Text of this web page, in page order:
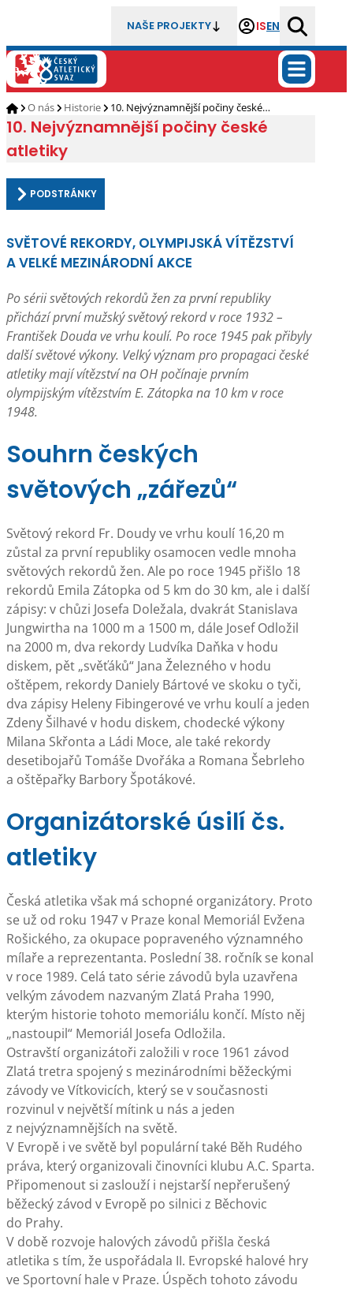
NAŠE PROJEKTY ISEN
O nás Historie 10. Nejvýznamnější počiny české…
10. Nejvýznamnější počiny české
atletiky
PODSTRÁNKY
SVĚTOVÉ REKORDY, OLYMPIJSKÁ VÍTĚZSTVÍ
A VELKÉ MEZINÁRODNÍ AKCE
Po sérii světových rekordů žen za první republiky
přichází první mužský světový rekord v roce 1932 –
František Douda ve vrhu koulí. Po roce 1945 pak přibyly
další světové výkony. Velký význam pro propagaci české
atletiky mají vítězství na OH počínaje prvním
olympijským vítězstvím E. Zátopka na 10 km v roce
1948.
Souhrn českých
světových „zářezů“
Světový rekord Fr. Doudy ve vrhu koulí 16,20 m
zůstal za první republiky osamocen vedle mnoha
světových rekordů žen. Ale po roce 1945 přišlo 18
rekordů Emila Zátopka od 5 km do 30 km, ale i další
zápisy: v chůzi Josefa Doležala, dvakrát Stanislava
Jungwirtha na 1000 m a 1500 m, dále Josef Odložil
na 2000 m, dva rekordy Ludvíka Daňka v hodu
diskem, pět „svěťáků“ Jana Železného v hodu
oštěpem, rekordy Daniely Bártové ve skoku o tyči,
dva zápisy Heleny Fibingerové ve vrhu koulí a jeden
Zdeny Šilhavé v hodu diskem, chodecké výkony
Milana Skřonta a Ládi Moce, ale také rekordy
desetibojařů Tomáše Dvořáka a Romana Šebrleho
a oštěpařky Barbory Špotákové.
Organizátorské úsilí čs.
atletiky
Česká atletika však má schopné organizátory. Proto
se už od roku 1947 v Praze konal Memoriál Evžena
Rošického, za okupace popraveného významného
mílaře a reprezentanta. Poslední 38. ročník se konal
v roce 1989. Celá tato série závodů byla uzavřena
velkým závodem nazvaným Zlatá Praha 1990,
kterým historie tohoto memoriálu končí. Místo něj
„nastoupil“ Memoriál Josefa Odložila.
Ostravští organizátoři založili v roce 1961 závod
Zlatá tretra spojený s mezinárodními běžeckými
závody ve Vítkovicích, který se v současnosti
rozvinul v největší mítink u nás a jeden
z nejvýznamnějších na světě.
V Evropě i ve světě byl populární také Běh Rudého
práva, který organizovali činovníci klubu A.C. Sparta.
Připomenout si zaslouží i nejstarší nepřerušený
běžecký závod v Evropě po silnici z Běchovic
do Prahy.
V době rozvoje halových závodů přišla česká
atletika s tím, že uspořádala II. Evropské halové hry
ve Sportovní hale v Praze. Úspěch tohoto závodu